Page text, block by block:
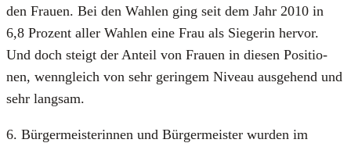
den Frau­en. Bei den Wah­len ging seit dem Jahr 2010 in
6,8 Pro­zent aller Wah­len eine Frau als Sie­ge­rin her­vor.
Und doch steigt der Anteil von Frau­en in die­sen Posi­tio­
nen, wenn­gleich von sehr gerin­gem Niveau aus­ge­hend und
sehr lang­sam.
6. Bür­ger­meis­te­rin­nen und Bür­ger­meis­ter wur­den im